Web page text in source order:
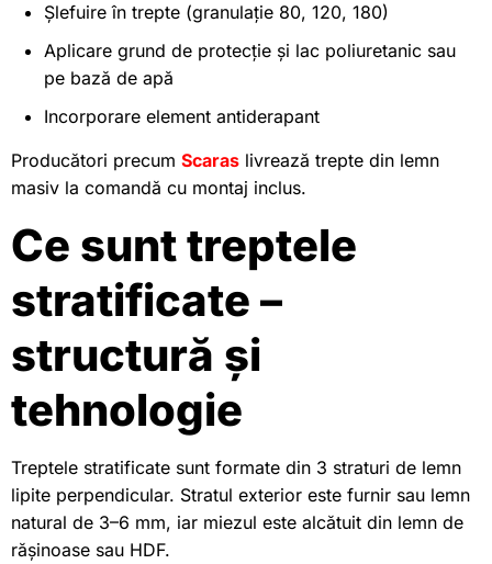
Șlefuire în trepte (granulație 80, 120, 180)
Aplicare grund de protecție și lac poliuretanic sau
pe bază de apă
Incorporare element antiderapant
Producători precum Scaras livrează trepte din lemn
masiv la comandă cu montaj inclus.
Ce sunt treptele
stratificate –
structură și
tehnologie
Treptele stratificate sunt formate din 3 straturi de lemn
lipite perpendicular. Stratul exterior este furnir sau lemn
natural de 3–6 mm, iar miezul este alcătuit din lemn de
rășinoase sau HDF.